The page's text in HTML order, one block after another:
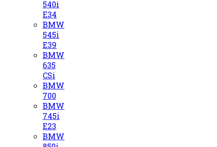
540i
E34
BMW
545i
E39
BMW
635
CSi
BMW
700
BMW
745i
E23
BMW